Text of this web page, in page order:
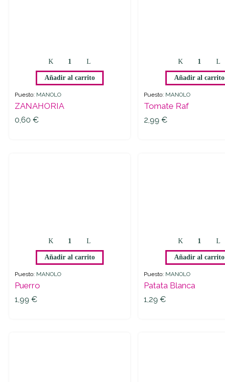
Añadir al carrito
0,60€
Puesto: MANOLO
ZANAHORIA
0,60 €
Añadir al carrito
2,99€
Puesto: MANOLO
Tomate Raf
2,99€
Añadir al carrito
1,99 €
Puesto: MANOLO
Puerro
1,99 €
Añadir al carrito
1,29€
Puesto: MANOLO
Patata Blanca
1,29€